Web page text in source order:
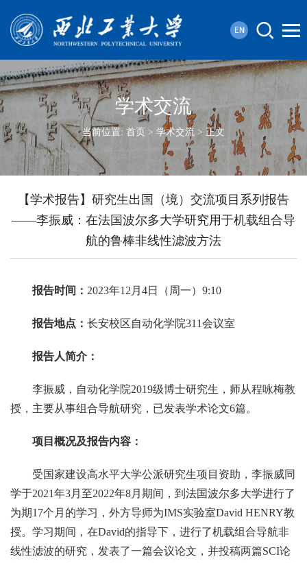
学术交流
当前位置: 首页 > 学术交流 > 正文
【学术报告】研究生出国（境）交流项目系列报告
——李振威：在法国波尔多大学研究用于机载组合导
航的鲁棒非线性滤波方法
报告时间： 2023年12月4日（周一）9:10
报告地点： 长安校区自动化学院311会议室
报告人简介：
李振威，自动化学院2019级博士研究生，师从程咏梅教
授，主要从事组合导航研究，已发表学术论文6篇。
项目概况及报告内容：
受国家建设高水平大学公派研究生项目资助，李振威同
学于2021年3月至2022年8月期间，到法国波尔多大学进行了
为期17个月的学习，外方导师为IMS实验室David HENRY教
授。学习期间，在David的指导下，进行了机载组合导航非
线性滤波的研究，发表了一篇会议论文，并投稿两篇SCI论